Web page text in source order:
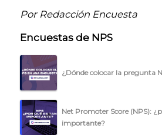
Por Redacción Encuesta
Encuestas de NPS
¿Dónde colocar la pregunta
Net Promoter Score (NPS):
importante?